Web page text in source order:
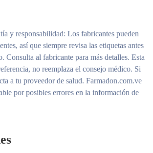
y responsabilidad: Los fabricantes pueden
así que siempre revisa las etiquetas antes
Consulta al fabricante para más detalles. Esta
no reemplaza el consejo médico. Si
a tu proveedor de salud. Farmadon.com.ve
por posibles errores en la información de